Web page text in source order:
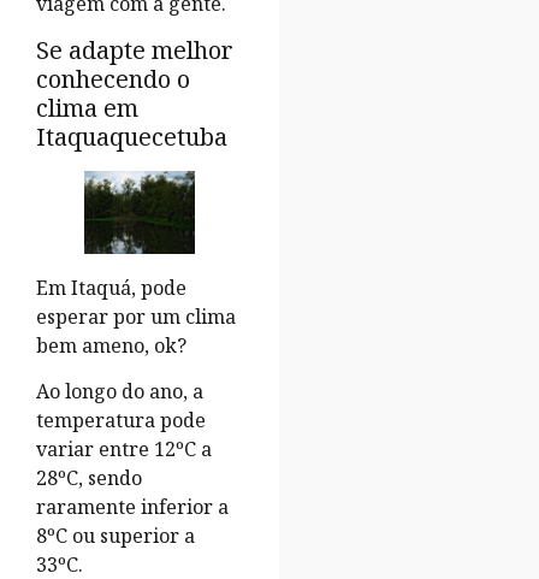
Se adapte melhor
conhecendo o
clima em
Itaquaquecetuba
Em Itaquá, pode
esperar por um clima
bem ameno, ok?
Ao longo do ano, a
temperatura pode
variar entre 12ºC a
28ºC, sendo
raramente inferior a
8ºC ou superior a
33ºC.